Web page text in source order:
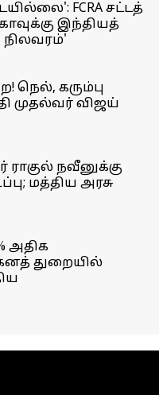
FCRA சட்டத்
இந்தியத்
நெல், கரும்பு
விஜய்
நவீனுக்கு
மத்திய அரசு
அதிக
துறையில்